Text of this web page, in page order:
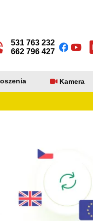
531 763 232
662 796 427
Kamera